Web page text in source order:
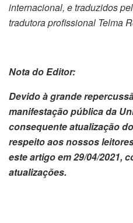
internacional, e traduzidos
tradutora profissional Telma
Nota do Editor:
Devido à grande
manifestação pública da
consequente atualização
respeito aos nossos
este artigo em 29/04/2021,
atualizações.